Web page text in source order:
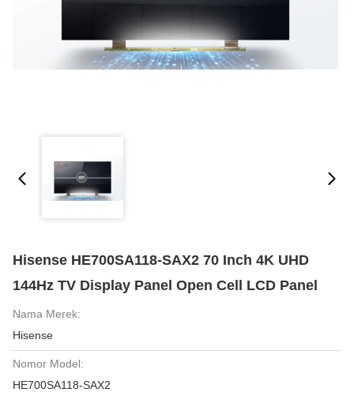
Hisense HE700SA118-SAX2 70 Inch 4K UHD
144Hz TV Display Panel Open Cell LCD Panel
Nama Merek:
Hisense
Nomor Model:
HE700SA118-SAX2